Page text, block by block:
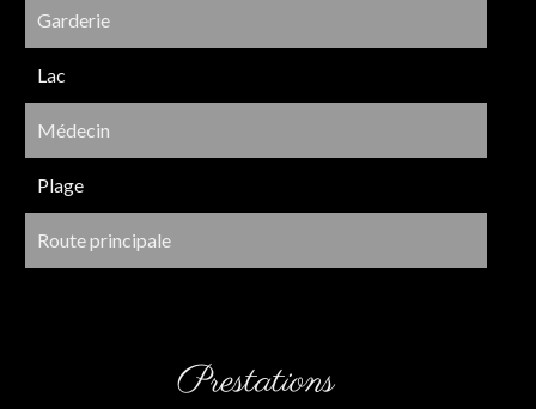
Garderie
Lac
Médecin
Plage
Route principale
Prestations